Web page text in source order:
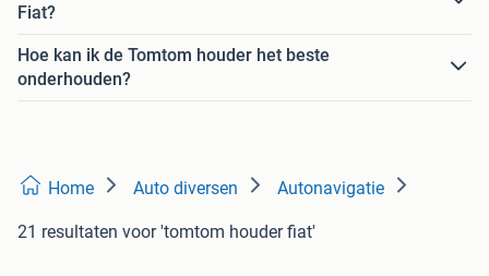
Fiat?
Hoe kan ik de Tomtom houder het beste
onderhouden?
Home Auto diversen Autonavigatie
21 resultaten voor 'tomtom houder fiat'